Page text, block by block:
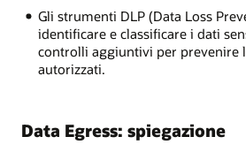
Gli strumenti DLP (Data Loss
identificare e classificare i dati
controlli aggiuntivi per prevenire
autorizzati.
Data Egress: spiegazione